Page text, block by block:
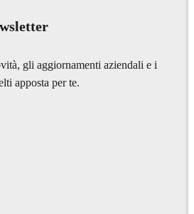
gli aggiornamenti aziendali e i
apposta per te.